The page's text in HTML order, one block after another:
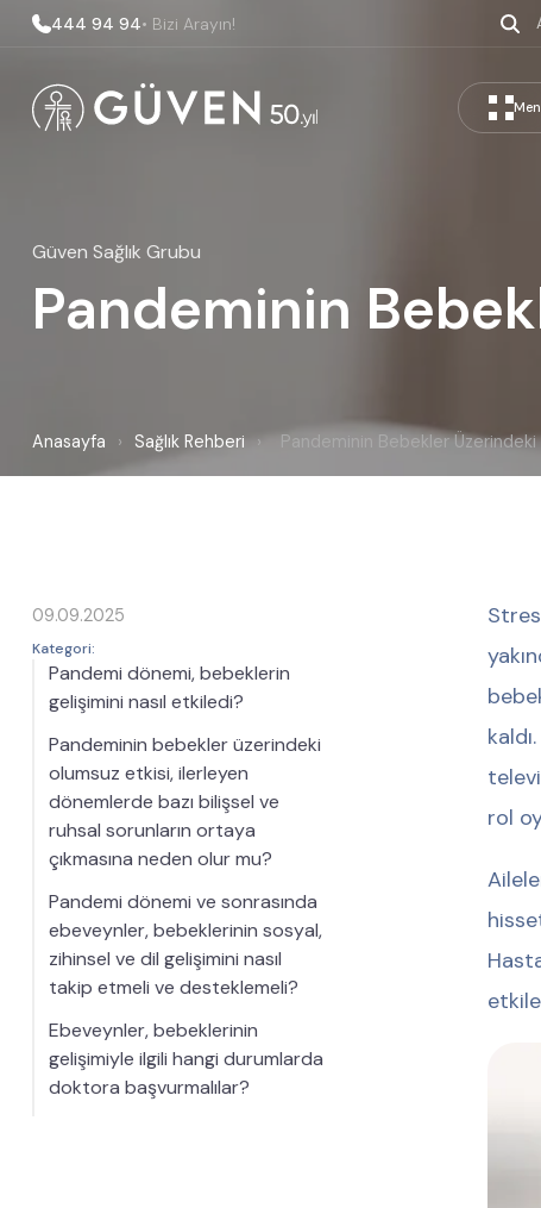
444 94 94• Bizi Arayın!
Güven Sağlık Grubu
Pandeminin
Anasayfa › Sağlık Rehberi › Pandeminin Bebekler Üzerindeki
09.09.2025
Kategori:
Pandemi dönemi, bebeklerin
gelişimini nasıl etkiledi?
Pandeminin bebekler üzerindeki
olumsuz etkisi, ilerleyen
dönemlerde bazı bilişsel ve
ruhsal sorunların ortaya
çıkmasına neden olur mu?
Pandemi dönemi ve sonrasında
ebeveynler, bebeklerinin sosyal,
zihinsel ve dil gelişimini nasıl
takip etmeli ve desteklemeli?
Ebeveynler, bebeklerinin
gelişimiyle ilgili hangi durumlarda
doktora başvurmalılar?
rol